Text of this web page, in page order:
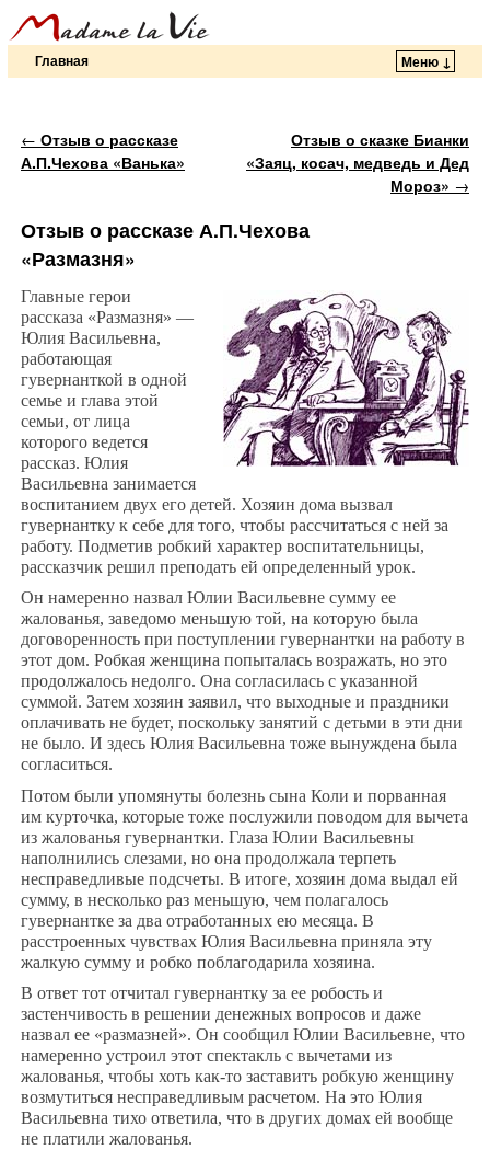
Главная Меню ↓
Навигация по записям
← Отзыв о рассказе
А.П.Чехова «Ванька»
Отзыв о сказке Бианки
«Заяц, косач, медведь и Дед
Мороз» →
Отзыв о рассказе А.П.Чехова
«Размазня»
Главные герои
рассказа «Размазня» —
Юлия Васильевна,
работающая
гувернанткой в одной
семье и глава этой
семьи, от лица
которого ведется
рассказ. Юлия
Васильевна занимается
воспитанием двух его детей. Хозяин дома вызвал
гувернантку к себе для того, чтобы рассчитаться с ней за
работу. Подметив робкий характер воспитательницы,
рассказчик решил преподать ей определенный урок.
Он намеренно назвал Юлии Васильевне сумму ее
жалованья, заведомо меньшую той, на которую была
договоренность при поступлении гувернантки на работу в
этот дом. Робкая женщина попыталась возражать, но это
продолжалось недолго. Она согласилась с указанной
суммой. Затем хозяин заявил, что выходные и праздники
оплачивать не будет, поскольку занятий с детьми в эти дни
не было. И здесь Юлия Васильевна тоже вынуждена была
согласиться.
Потом были упомянуты болезнь сына Коли и порванная
им курточка, которые тоже послужили поводом для вычета
из жалованья гувернантки. Глаза Юлии Васильевны
наполнились слезами, но она продолжала терпеть
несправедливые подсчеты. В итоге, хозяин дома выдал ей
сумму, в несколько раз меньшую, чем полагалось
гувернантке за два отработанных ею месяца. В
расстроенных чувствах Юлия Васильевна приняла эту
жалкую сумму и робко поблагодарила хозяина.
В ответ тот отчитал гувернантку за ее робость и
застенчивость в решении денежных вопросов и даже
назвал ее «размазней». Он сообщил Юлии Васильевне, что
намеренно устроил этот спектакль с вычетами из
жалованья, чтобы хоть как-то заставить робкую женщину
возмутиться несправедливым расчетом. На это Юлия
Васильевна тихо ответила, что в других домах ей вообще
не платили жалованья.